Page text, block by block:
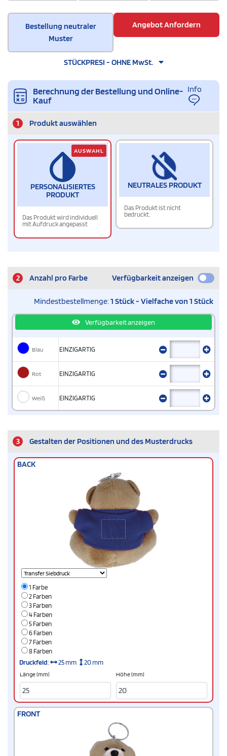
Bestellung neutraler
Muster
Angebot Anfordern
STÜCKPRESI - OHNE MwSt.
Berechnung der Bestellung und Online-
Kauf
Info
1 Produkt auswählen
PERSONALISIERTES
PRODUKT
Das Produkt wird individuell
mit Aufdruck angepasst
AUSWAHL
NEUTRALES PRODUKT
Das Produkt ist nicht
bedruckt.
2 Anzahl pro Farbe Verfügbarkeit anzeigen
Mindestbestellmenge:1 Stück - Vielfache von 1 Stück
Verfügbarkeit anzeigen
Blau EINZIGARTIG
Rot EINZIGARTIG
Weiß EINZIGARTIG
3 Gestalten der Positionen und des Musterdrucks
BACK
1 Farbe
2 Farben
3 Farben
4 Farben
5 Farben
6 Farben
7 Farben
8 Farben
Druckfeld: 25 mm 20 mm
Länge (mm) Höhe (mm)
FRONT